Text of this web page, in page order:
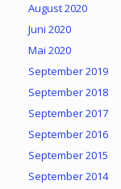
August 2020
Juni 2020
Mai 2020
September 2019
September 2018
September 2017
September 2016
September 2015
September 2014